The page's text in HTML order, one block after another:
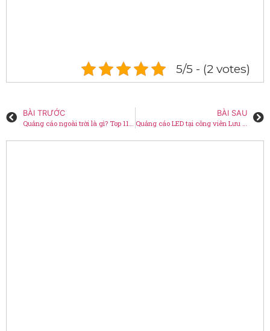
5/5 - (2 votes)
BÀI TRƯỚC
Quảng cáo ngoài trời là gì? Top 11 thông tin cần biết?
BÀI SAU
Quảng cáo LED tại công viên Lưu Hữu Phước – Cần Thơ